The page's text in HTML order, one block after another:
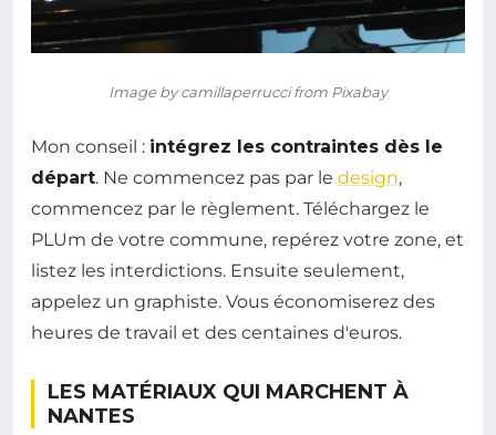
Image by camillaperrucci from Pixabay
Mon conseil : intégrez les contraintes dès le
départ. Ne commencez pas par le design,
commencez par le règlement. Téléchargez le
PLUm de votre commune, repérez votre zone, et
listez les interdictions. Ensuite seulement,
appelez un graphiste. Vous économiserez des
heures de travail et des centaines d'euros.
LES MATÉRIAUX QUI MARCHENT À
NANTES